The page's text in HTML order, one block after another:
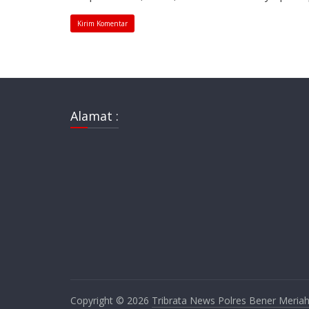
Alamat :
Copyright © 2026 Tribrata News Polres Bener Meriah